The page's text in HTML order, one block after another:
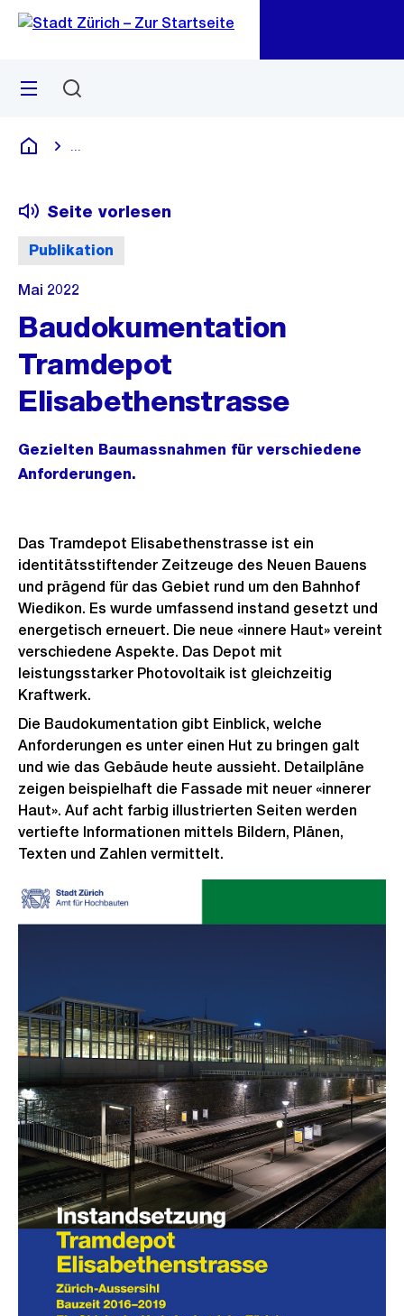
Navigation
Sprunglink
Menü
Deutsch
Publikation
Seite vorlesen
Mai 2022
Baudokumentation
Tramdepot
Elisabethenstrasse
Gezielten Baumassnahmen für verschiedene
Anforderungen.
Das Tramdepot Elisabethenstrasse ist ein
identitätsstiftender Zeitzeuge des Neuen Bauens
und prägend für das Gebiet rund um den Bahnhof
Wiedikon. Es wurde umfassend instand gesetzt und
energetisch erneuert. Die neue «innere Haut» vereint
verschiedene Aspekte. Das Depot mit
leistungsstarker Photo­voltaik ist gleichzeitig
Kraftwerk.
Die Baudokumentation gibt Einblick, welche
Anforderungen es unter einen Hut zu bringen galt
und wie das Gebäude heute aussieht. Detailpläne
zeigen beispielhaft die Fassade mit neuer «innerer
Haut». Auf acht farbig illustrierten Seiten werden
vertiefte Informationen mittels Bildern, Plänen,
Texten und Zahlen vermittelt.